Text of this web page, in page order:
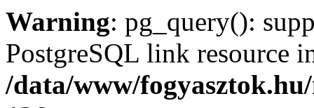
Warning: pg_query():
PostgreSQL link resource
/data/www/